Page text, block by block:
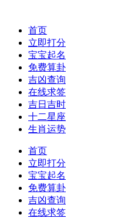
首页
立即打分
宝宝起名
免费算卦
吉凶查询
在线求签
吉日吉时
十二星座
生肖运势
首页
立即打分
宝宝起名
免费算卦
吉凶查询
在线求签